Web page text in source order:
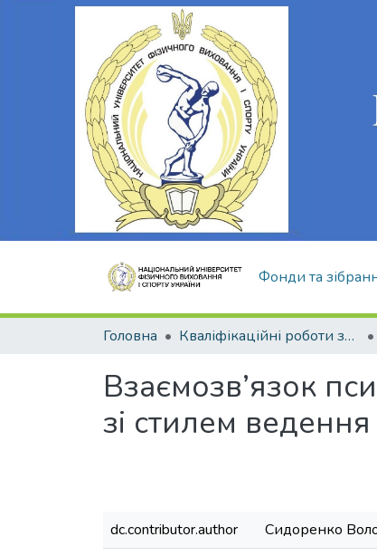
Фонди та
Головна Кваліфікаційні роботи здобувачів вищої освіти
Взаємозв’язок
зі стилем
dc.contributor.author
Сидоренко